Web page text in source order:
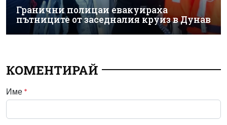
Гранични полицаи евакуираха
пътниците от заседналия круиз в Дунав
КОМЕНТИРАЙ
Име *